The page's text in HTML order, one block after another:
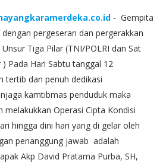
- Gempita
pergeseran dan pergerakkan
Tiga Pilar (TNI/POLRI dan Sat
Pada Hari Sabtu tanggal 12
tertib dan penuh dedikasi
kamtibmas penduduk maka
melakukkan Operasi Cipta Kondisi
hingga dini hari yang di gelar oleh
penanggung jawab adalah
Akp David Pratama Purba, SH,